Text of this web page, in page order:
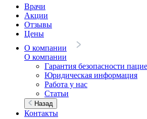
Врачи
Акции
Отзывы
Цены
О компании
О компании
Гарантия безопасности
Юридическая информация
Работа у нас
Статьи
Назад
Контакты